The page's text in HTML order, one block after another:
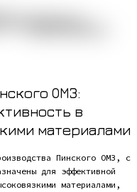
ОМЗ:
в
материалами
Пинского ОМЗ, с
для эффективной
материалами,